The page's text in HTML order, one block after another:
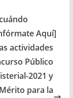
Aquí]
actividades
Público
2021 y
para la